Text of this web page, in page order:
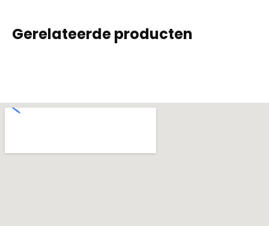
Gerelateerde producten